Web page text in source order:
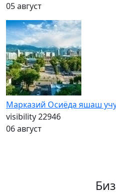
05 август
Марказий Осиёда яшаш
visibility22946
06 август